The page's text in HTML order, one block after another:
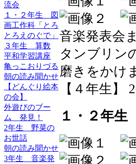
流会
１・２年生 図
画工作科「とろ
とろえのぐで」
３年生 算数
平和学習講座
亀っこおりづる
朝の読み聞かせ
【どんぐり絵本
の会】
外遊びのブー
ム 発見！
2年生 野菜の
お世話
朝の読み聞かせ
3年生 音楽発
音楽発表会
タンブリン
磨きをかけ
【４年生】
１・２年